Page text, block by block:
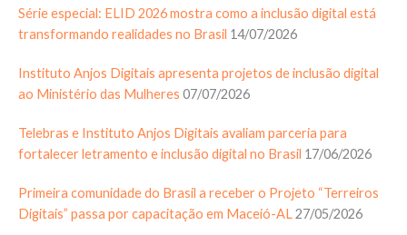
Série especial: ELID 2026 mostra como a inclusão digital está
transformando realidades no Brasil 14/07/2026
Instituto Anjos Digitais apresenta projetos de inclusão digital
ao Ministério das Mulheres 07/07/2026
Telebras e Instituto Anjos Digitais avaliam parceria para
fortalecer letramento e inclusão digital no Brasil 17/06/2026
Primeira comunidade do Brasil a receber o Projeto “Terreiros
Digitais” passa por capacitação em Maceió-AL27/05/2026